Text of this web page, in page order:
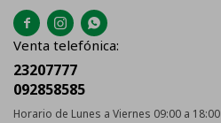
  
Venta telefónica:
23207777
092858585
Horario de Lunes a Viernes 09:00 a 18:00